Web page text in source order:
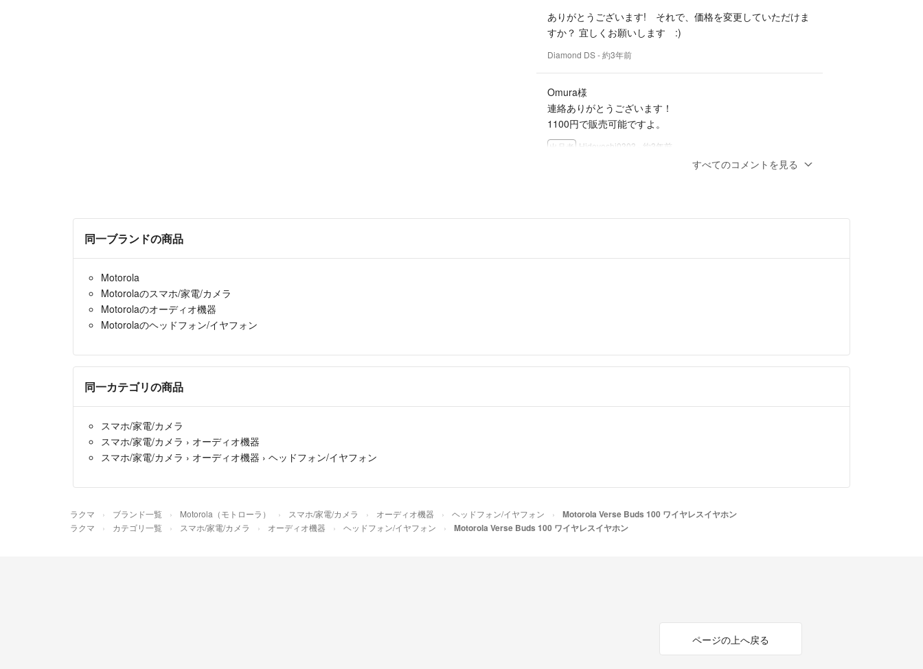
ありがとうございます! それで、価格を変更していただけま
すか？ 宜しくお願いします :)
Diamond DS- 約3年前
Omura様
連絡ありがとうございます！
1100円で販売可能ですよ。
出品者 Hideyoshi0303 - 約3年前
すべてのコメントを見る
同一ブランドの商品
Motorola
Motorolaのスマホ/家電/カメラ
Motorolaのオーディオ機器
Motorolaのヘッドフォン/イヤフォン
同一カテゴリの商品
スマホ/家電/カメラ
スマホ/家電/カメラ › オーディオ機器
スマホ/家電/カメラ › オーディオ機器 › ヘッドフォン/イヤフォン
ラクマ ブランド一覧 Motorola（モトローラ） スマホ/家電/カメラ オーディオ機器 ヘッドフォン/イヤフォン Motorola Verse Buds 100 ワイヤレスイヤホン
ラクマ カテゴリ一覧 スマホ/家電/カメラ オーディオ機器 ヘッドフォン/イヤフォン Motorola Verse Buds 100 ワイヤレスイヤホン
ページの上へ戻る